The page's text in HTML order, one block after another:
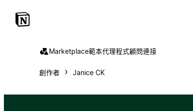
Marketplace範本代理程式顧問連接
創作者 Janice CK